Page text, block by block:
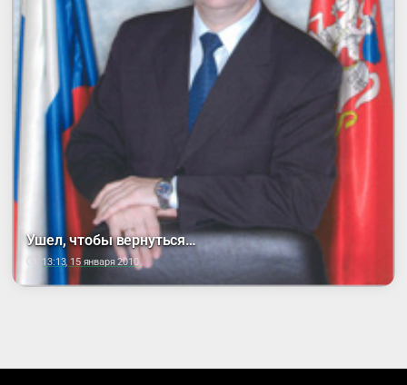
Ушел, чтобы вернуться…
13:13, 15 января 2010